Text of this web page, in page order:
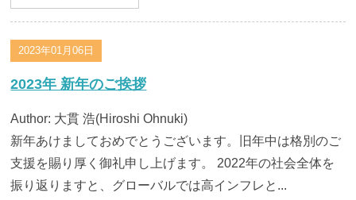
2023年01月06日
2023年 新年のご挨拶
Author: 大貫 浩(Hiroshi Ohnuki)
新年あけましておめでとうございます。旧年中は格別のご
支援を賜り厚く御礼申し上げます。 2022年の社会全体を
振り返りますと、グローバルでは高インフレと...